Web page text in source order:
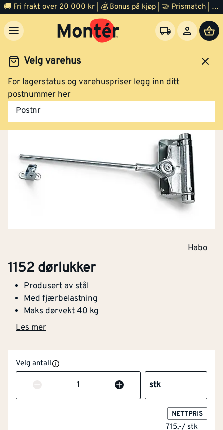
🚚 Fri frakt over 20 000 kr | 💰 Bonus på kjøp | 🤝 Prismatch | ⭐ 100% fornøyd garanti | 🏪 140 byggevarehus
Velg varehus
For lagerstatus og varehuspriser legg inn ditt
postnummer her
Postnr
Dør Tilbehør
Habo
1152 dørlukker
Produsert av stål
Med fjærbelastning
Maks dørvekt 40 kg
Les mer
Velg antall
Antall stk
NETTPRIS
715,-/ stk